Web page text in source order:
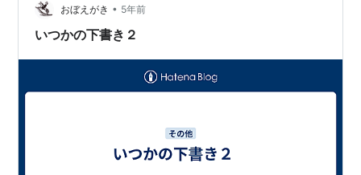
ていませんが途中まで見て…
おぼえがき • 5年前
いつかの下書き２